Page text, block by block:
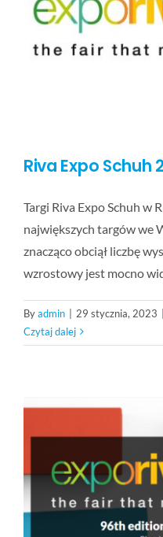
Riva Expo Schuh
Targi Riva Expo Schuh w
największych targów we
znacząco obciął liczbę
wzrostowy jest mocno
Byadmin 29 stycznia, 2023
Czytaj dalej